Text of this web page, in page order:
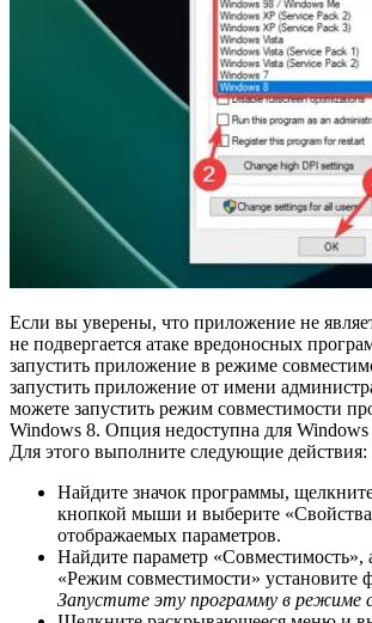
Если вы уверены, что приложение не
не подвергается атаке вредоносных
запустить приложение в режиме
запустить приложение от имени
можете запустить режим совместимости
Windows 8. Опция недоступна для
Для этого выполните следующие действия:
Найдите значок программы,
кнопкой мыши и выберите
отображаемых параметров.
Найдите параметр «Совместимость»,
«Режим совместимости» установите
Запустите эту программу в режиме